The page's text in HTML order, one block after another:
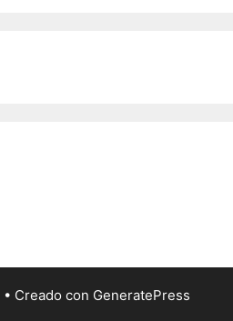
• Creado con GeneratePress